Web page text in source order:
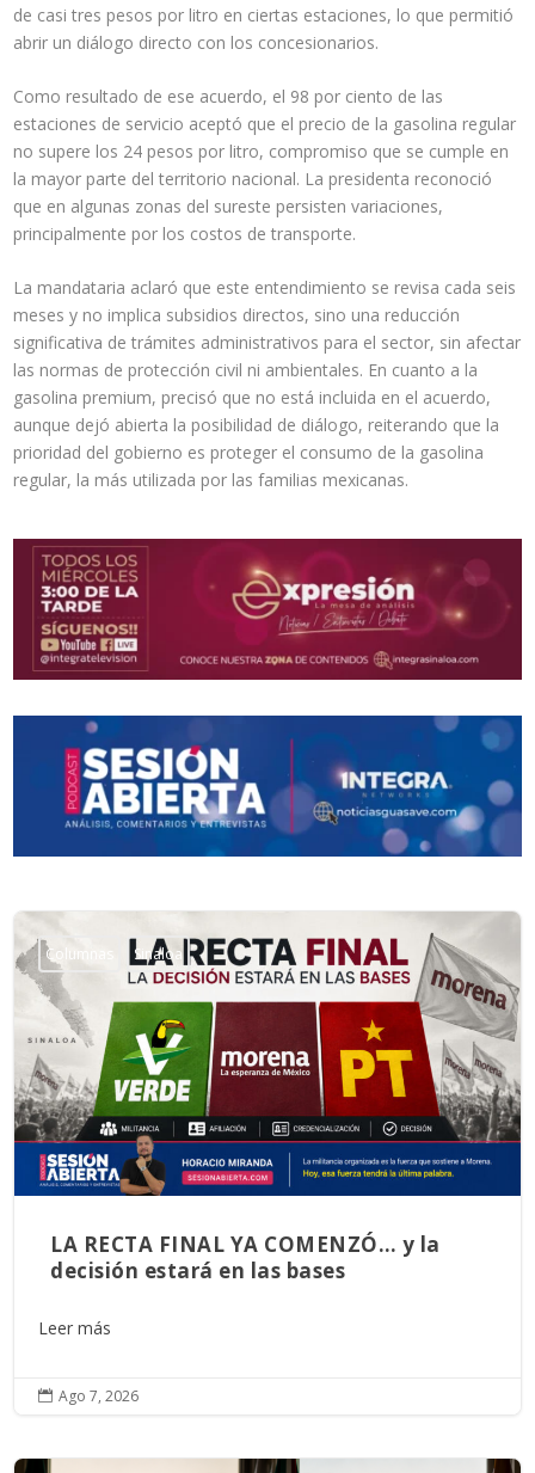
de casi tres pesos por litro en ciertas estaciones, lo que permitió
abrir un diálogo directo con los concesionarios.
Como resultado de ese acuerdo, el 98 por ciento de las
estaciones de servicio aceptó que el precio de la gasolina regular
no supere los 24 pesos por litro, compromiso que se cumple en
la mayor parte del territorio nacional. La presidenta reconoció
que en algunas zonas del sureste persisten variaciones,
principalmente por los costos de transporte.
La mandataria aclaró que este entendimiento se revisa cada seis
meses y no implica subsidios directos, sino una reducción
significativa de trámites administrativos para el sector, sin afectar
las normas de protección civil ni ambientales. En cuanto a la
gasolina premium, precisó que no está incluida en el acuerdo,
aunque dejó abierta la posibilidad de diálogo, reiterando que la
prioridad del gobierno es proteger el consumo de la gasolina
regular, la más utilizada por las familias mexicanas.
Columnas Sinaloa
LA RECTA FINAL YA COMENZÓ… y la
decisión estará en las bases
Leer más
 Ago 7, 2026